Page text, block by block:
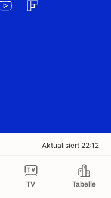
TV Tabelle
Aktualisiert 22:12